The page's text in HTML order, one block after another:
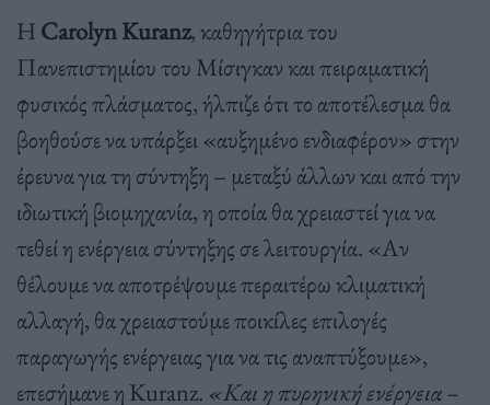
Η Carolyn Kuranz,καθηγήτρια του
Πανεπιστημίου του Μίσιγκαν και πειραματική
φυσικός πλάσματος,ήλπιζε ότι το αποτέλεσμα θα
βοηθούσε να υπάρξει «αυξημένο ενδιαφέρον» στην
έρευνα για τη σύντηξη – μεταξύ άλλων και από την
ιδιωτική βιομηχανία,η οποία θα χρειαστεί για να
τεθεί η ενέργεια σύντηξης σε λειτουργία. «Αν
θέλουμε να αποτρέψουμε περαιτέρω κλιματική
αλλαγή, θα χρειαστούμε ποικίλες επιλογές
παραγωγής ενέργειας για να τις αναπτύξουμε»,
επεσήμανε η Kuranz. «Και η πυρηνική ενέργεια–